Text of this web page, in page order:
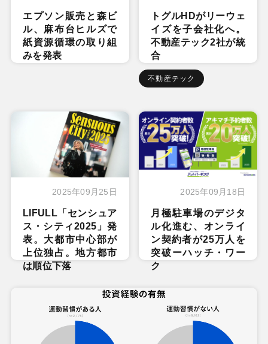
エプソン販売と森ビ
ル、麻布台ヒルズで
紙資源循環の取り組
みを発表
トグルHDがリーウェ
イズを子会社化へ。
不動産テック2社が統
合
不動産テック
2025年09月25日
LIFULL「センシュア
ス・シティ2025」発
表。大都市中心部が
上位独占。地方都市
は順位下落
2025年09月18日
月極駐車場のデジタ
ル化進む、オンライ
ン契約者が25万人を
突破ーハッチ・ワー
ク